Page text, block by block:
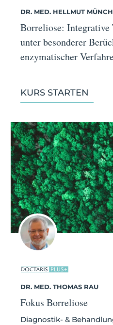
DR. MED. HELLMUT MÜNCH
Borreliose: Integrative
unter besonderer
enzymatischer
KURS STARTEN
DR. MED. THOMAS RAU
Fokus Borreliose
Diagnostik- &